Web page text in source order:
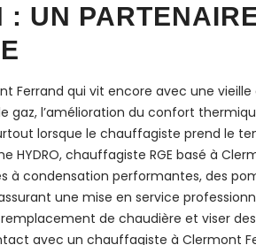
: UN
Ferrand qui vit encore avec une
gaz, l’amélioration du confort
lorsque le chauffagiste prend le
HYDRO, chauffagiste RGE basé à
à condensation performantes, des
une mise en service
de chaudière et viser
avec un chauffagiste à Clermont